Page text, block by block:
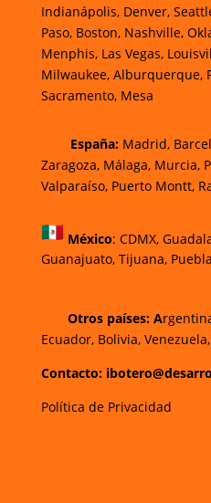
Indianápolis, Denver,
Paso, Boston, Nashville,
Menphis, Las Vegas,
Milwaukee, Alburquerque,
Sacramento, Mesa
España: Madrid,
Zaragoza, Málaga, Murcia,
Valparaíso, Puerto Montt,
México: CDMX,
Guanajuato, Tijuana,
Otros países: A
Ecuador, Bolivia,
Contacto:
Política de Privacidad